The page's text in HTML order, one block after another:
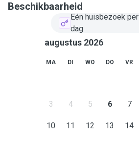
Beschikbaarheid
Eén huisbezoek per
dag
augustus 2026
MA DI WO DO VR
3 4 5 6 7
10 11 12 13 14